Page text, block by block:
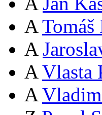
A
A
A Vlasta
A